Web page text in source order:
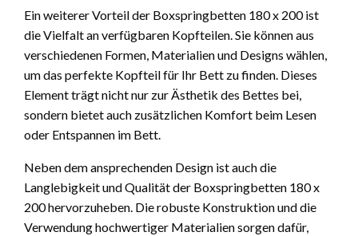
Ein weiterer Vorteil der Boxspringbetten 180 x 200 ist
die Vielfalt an verfügbaren Kopfteilen. Sie können aus
verschiedenen Formen, Materialien und Designs wählen,
um das perfekte Kopfteil für Ihr Bett zu finden. Dieses
Element trägt nicht nur zur Ästhetik des Bettes bei,
sondern bietet auch zusätzlichen Komfort beim Lesen
oder Entspannen im Bett.
Neben dem ansprechenden Design ist auch die
Langlebigkeit und Qualität der Boxspringbetten 180 x
200 hervorzuheben. Die robuste Konstruktion und die
Verwendung hochwertiger Materialien sorgen dafür,